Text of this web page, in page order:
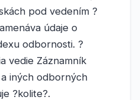
pod vedením ?
údaje o
odbornosti. ?
vedie Záznamník
iných odborných
?kolite?.